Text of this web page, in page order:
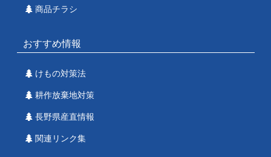
商品チラシ
おすすめ情報
けもの対策法
耕作放棄地対策
長野県産直情報
関連リンク集